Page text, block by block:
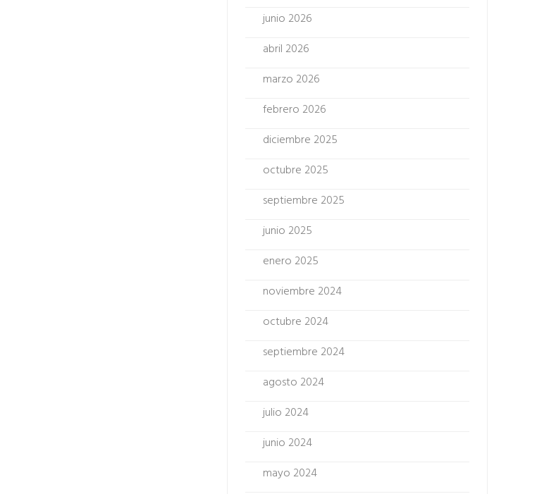
junio 2026
abril 2026
marzo 2026
febrero 2026
diciembre 2025
octubre 2025
septiembre 2025
junio 2025
enero 2025
noviembre 2024
octubre 2024
septiembre 2024
agosto 2024
julio 2024
junio 2024
mayo 2024